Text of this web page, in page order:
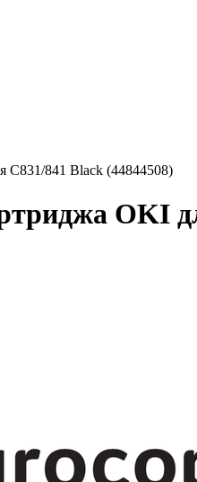
C831/841 Black (44844508)
OKI